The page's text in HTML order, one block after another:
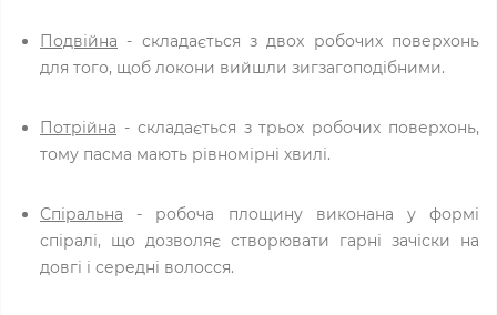
Подвійна - складається з двох робочих поверхонь
для того, щоб локони вийшли зигзагоподібними.
Потрійна - складається з трьох робочих поверхонь,
тому пасма мають рівномірні хвилі.
Спіральна - робоча площину виконана у формі
спіралі, що дозволяє створювати гарні зачіски на
довгі і середні волосся.